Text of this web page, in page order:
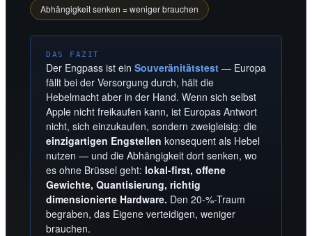
Abhängigkeit senken = weniger brauchen
DAS FAZIT
Der Engpass ist ein Souveränitätstest — Europa
fällt bei der Versorgung durch, hält die
Hebelmacht aber in der Hand. Wenn sich selbst
Apple nicht freikaufen kann, ist Europas Antwort
nicht, sich einzukaufen, sondern zweigleisig: die
einzigartigen Engstellen konsequent als Hebel
nutzen — und die Abhängigkeit dort senken, wo
es ohne Brüssel geht: lokal-first, offene
Gewichte, Quantisierung, richtig
dimensionierte Hardware. Den 20-%-Traum
begraben, das Eigene verteidigen, weniger
brauchen.